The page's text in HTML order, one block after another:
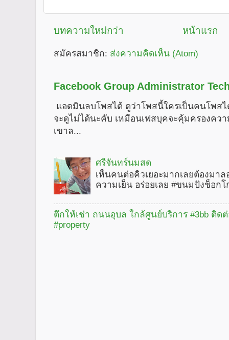
บทความใหม่กว่า หน้าแรก
สมัครสมาชิก: ส่งความคิดเห็น (Atom)
Facebook Group Administrator
แอดมินลบโพสได้ ดูว่าโพสนี้ใครเป็นคนโพส
จะดูไม่ได้นะคับ เหมือนเฟสบุคจะคุ้มครองคว
เขาล...
ศรีจันทร์นมสด
เห็นคนต่อคิวเยอะมากเลยต้องมา
ความเย็น อร่อยเลย #ขนมปังช็อก
ตึกให้เช่า ถนนอุบล ใกล้ศูนย์บริการ #3bb ติดต่
#property